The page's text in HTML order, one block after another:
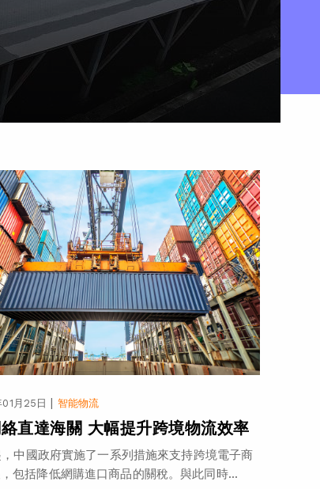
月25日 | 智能物流
直達海關 大幅提升跨境物流效率
中國政府實施了一系列措施來支持跨境電子商
包括降低網購進口商品的關稅。與此同時...